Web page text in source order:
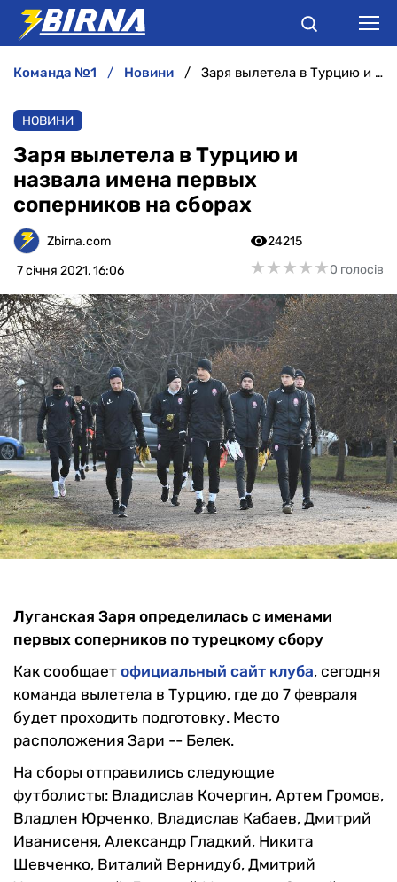
АНАЛІТИКА
ІНТЕРВ'Ю
РІЗНЕ
команда №1 новини Заря вылетела в Турцию и назвала имена первых соперников на сборах
НОВИНИ
Заря вылетела в Турцию и
назвала имена первых
соперников на сборах
Zbirna.com
7 січня 2021, 16:06
24215
★★★★★
★★★★★0 голосів
Луганская Заря определилась с именами
первых соперников по турецкому сбору
Как сообщает официальный сайт клуба, сегодня
команда вылетела в Турцию, где до 7 февраля
будет проходить подготовку. Место
расположения Зари -- Белек.
На сборы отправились следующие
футболисты: Владислав Кочергин, Артем Громов,
Владлен Юрченко, Владислав Кабаев, Дмитрий
Иванисеня, Александр Гладкий, Никита
Шевченко, Виталий Вернидуб, Дмитрий